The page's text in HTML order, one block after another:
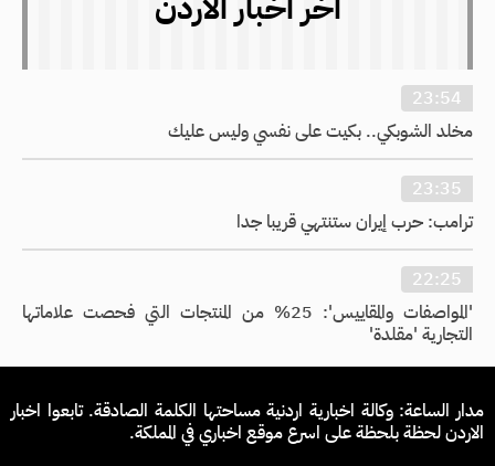
23:54
مخلد الشوبكي.. بكيت على نفسي وليس عليك
23:35
ترامب: حرب إيران ستنتهي قريبا جدا
22:25
'المواصفات والمقاييس': 25% من المنتجات التي فحصت علاماتها
التجارية 'مقلدة'
مدار الساعة: وكالة اخبارية اردنية مساحتها الكلمة الصادقة. تابعوا اخبار
الاردن لحظة بلحظة على اسرع موقع اخباري في المملكة.